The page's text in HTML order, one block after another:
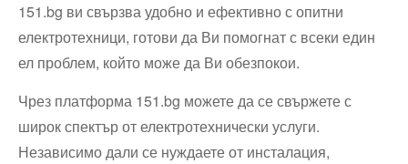
151.bg ви свързва удобно и ефективно с опитни
електротехници, готови да Ви помогнат с всеки един
ел проблем, който може да Ви обезпокои.
Чрез платформа 151.bg можете да се свържете с
широк спектър от електротехнически услуги.
Независимо дали се нуждаете от инсталация,